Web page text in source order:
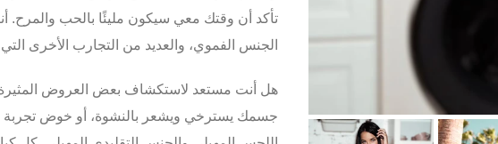
تأكد أن وقتك معي سيكون مليئًا بالحب والمرح.
الجنس الفموي، والعديد من التجارب الأخرى
هل أنت مستعد لاستكشاف بعض العروض
جسمك يسترخي ويشعر بالنشوة، أو خوض تجربة